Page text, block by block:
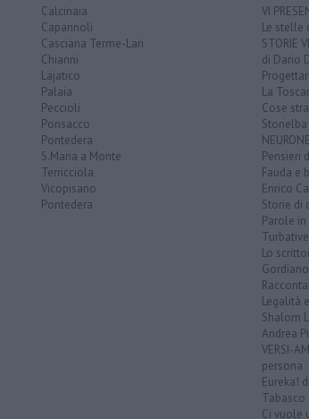
Calcinaia
Capannoli
Casciana Terme-Lari
Chianni
Lajatico
Palaia
Peccioli
Ponsacco
Pontedera
S.Maria a Monte
Terricciola
Vicopisano
Pontedera
VI
Le stelle
STORIE
di Dario
La
Cose
Pensieri
Fauda e
Enrico
Storie di
Parole
Lo
Legalità
Shalom
Andrea
VERSI-
persona
Eureka!
Tabasco
Ci vuole